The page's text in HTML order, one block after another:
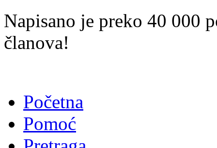
Napisano je preko 40 000
članova!
Početna
Pomoć